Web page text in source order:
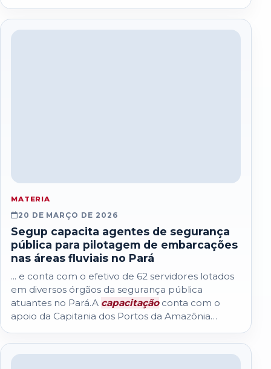
MATERIA
20 DE MARÇO DE 2026
Segup capacita agentes de segurança
pública para pilotagem de embarcações
nas áreas fluviais no Pará
... e conta com o efetivo de 62 servidores lotados
em diversos órgãos da segurança pública
atuantes no Pará.A capacitaçãoconta com o
apoio da Capitania dos Portos da Amazônia